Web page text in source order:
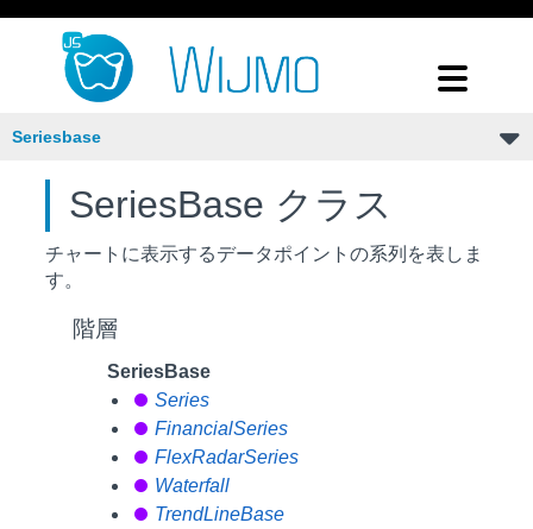
Seriesbase
SeriesBase クラス
チャートに表示するデータポイントの系列を表しま
す。
階層
SeriesBase
Series
FinancialSeries
FlexRadarSeries
Waterfall
TrendLineBase